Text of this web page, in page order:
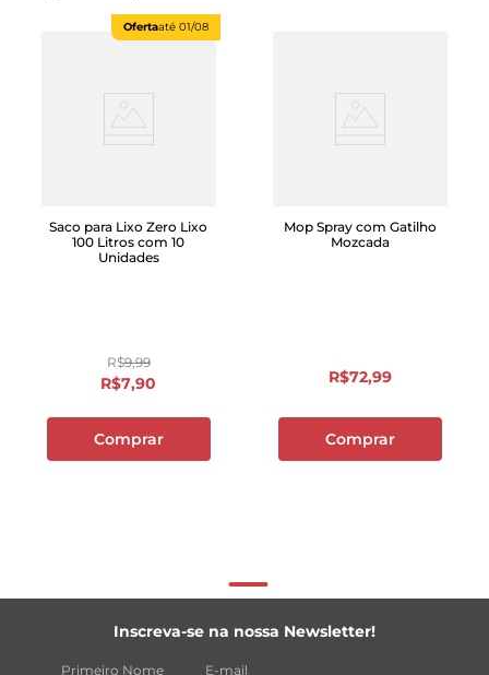
Ofertaaté 01/08
Saco para Lixo Zero Lixo
100 Litros com 10
Unidades
R$9,99
R$7,90
Comprar
Mop Spray com Gatilho
Mozcada
R$72,99
Comprar
Inscreva-se na nossa Newsletter!